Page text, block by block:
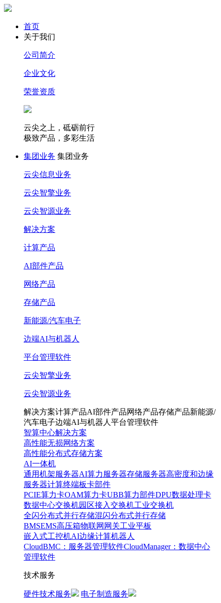
首页
关于我们
公司简介
企业文化
荣誉资质
云尖之上，砥砺前行
极致产品，多彩生活
集团业务 集团业务
云尖信息业务
云尖智擎业务
云尖智源业务
解决方案
计算产品
AI部件产品
网络产品
存储产品
新能源/汽车电子
边端AI与机器人
平台管理软件
云尖智擎业务
云尖智源业务
解决方案计算产品AI部件产品网络产品存储产品新能源/
汽车电子边端AI与机器人 平台管理软件
智算中心解决方案
高性能无损网络方案
高性能分布式存储方案
AI一体机
通用机架服务器AI算力服务器存储服务器高密度和边缘
服务器计算终端板卡部件
PCIE算力卡OAM算力卡UBB算力部件DPU数据处理卡
数据中心交换机园区接入交换机工业交换机
全闪分布式并行存储混闪分布式并行存储
BMSEMS高压箱物联网网关工业平板
嵌入式工控机AI边缘计算机器人
CloudBMC：服务器管理软件CloudManager：数据中心
管理软件
技术服务
硬件技术服务 电子制造服务